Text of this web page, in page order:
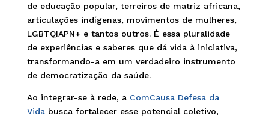
de educação popular, terreiros de matriz africana,
articulações indígenas, movimentos de mulheres,
LGBTQIAPN+ e tantos outros. É essa pluralidade
de experiências e saberes que dá vida à iniciativa,
transformando-a em um verdadeiro instrumento
de democratização da saúde.
Ao integrar-se à rede, a ComCausa Defesa da
Vidabusca fortalecer esse potencial coletivo,